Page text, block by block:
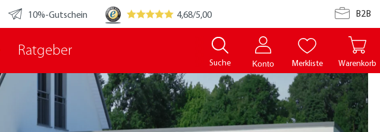
10%-Gutschein 4,68/5,00
Ratgeber
Suche Konto Merkliste
B2B
Warenkorb